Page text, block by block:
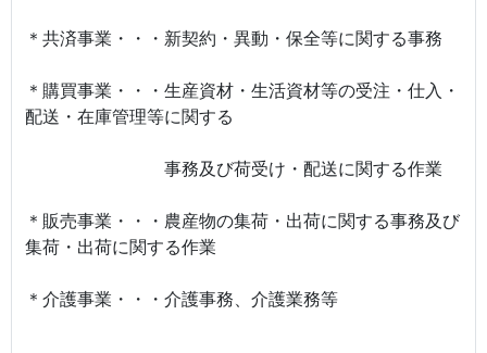
＊共済事業・・・新契約・異動・保全等に関する事務
＊購買事業・・・生産資材・生活資材等の受注・仕入・
配送・在庫管理等に関する
事務及び荷受け・配送に関する作業
＊販売事業・・・農産物の集荷・出荷に関する事務及び
集荷・出荷に関する作業
＊介護事業・・・介護事務、介護業務等